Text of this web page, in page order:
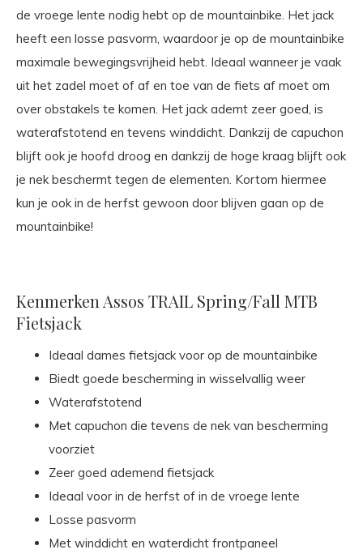
de vroege lente nodig hebt op de mountainbike. Het jack
heeft een losse pasvorm, waardoor je op de mountainbike
maximale bewegingsvrijheid hebt. Ideaal wanneer je vaak
uit het zadel moet of af en toe van de fiets af moet om
over obstakels te komen. Het jack ademt zeer goed, is
waterafstotend en tevens winddicht. Dankzij de capuchon
blijft ook je hoofd droog en dankzij de hoge kraag blijft ook
je nek beschermt tegen de elementen. Kortom hiermee
kun je ook in de herfst gewoon door blijven gaan op de
mountainbike!
Kenmerken Assos TRAIL Spring/Fall MTB
Fietsjack
Ideaal dames fietsjack voor op de mountainbike
Biedt goede bescherming in wisselvallig weer
Waterafstotend
Met capuchon die tevens de nek van bescherming
voorziet
Zeer goed ademend fietsjack
Ideaal voor in de herfst of in de vroege lente
Losse pasvorm
Met winddicht en waterdicht frontpaneel